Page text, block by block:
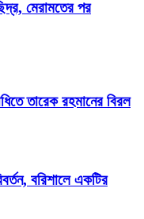
মেরামতের পর
তারেক রহমানের বিরল
বরিশালে একটির